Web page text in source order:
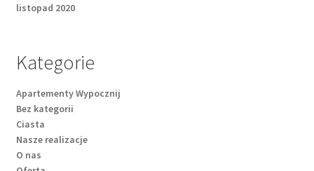
listopad 2020
Kategorie
Apartementy Wypocznij
Bez kategorii
Ciasta
Nasze realizacje
O nas